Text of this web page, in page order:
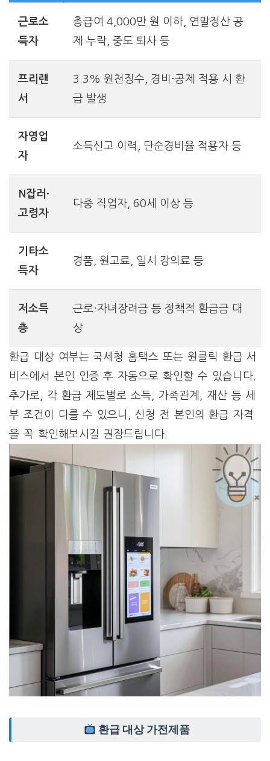
근로소
득자
총급여 4,000만 원 이하, 연말정산 공
제 누락, 중도 퇴사 등
프리랜
서
3.3% 원천징수, 경비·공제 적용 시 환
급 발생
자영업
자
소득신고 이력, 단순경비율 적용자 등
N잡러·
고령자
다중 직업자, 60세 이상 등
기타소
득자
경품, 원고료, 일시 강의료 등
저소득
층
근로·자녀장려금 등 정책적 환급금 대
상
환급 대상 여부는 국세청 홈택스 또는 원클릭 환급 서
비스에서 본인 인증 후 자동으로 확인할 수 있습니다.
추가로, 각 환급 제도별로 소득, 가족관계, 재산 등 세
부 조건이 다를 수 있으니, 신청 전 본인의 환급 자격
을 꼭 확인해보시길 권장드립니다.
환급 대상 가전제품